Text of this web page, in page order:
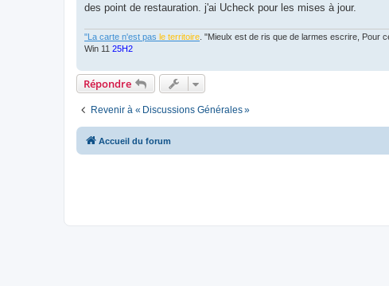
des point de restauration. j'ai Ucheck pour les mises à jour.
"La carte n'est pas le territoire . "Mieulx est de ris que de larmes escrire,
Win 11 25H2
Répondre
Revenir à « Discussions Générales »
Accueil du forum